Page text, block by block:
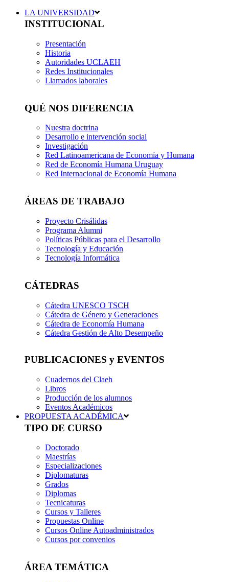
LA UNIVERSIDAD
INSTITUCIONAL
Presentación
Historia
Autoridades UCLAEH
Redes Institucionales
Llamados laborales
QUÉ NOS DIFERENCIA
Nuestra doctrina
Desarrollo e intervención social
Investigación
Red Latinoamericana de Economía y Humana
Red de Economía Humana Uruguay
Red Internacional de Economía Humana
ÁREAS DE TRABAJO
Proyecto Crisálidas
Programa Alumni
Políticas Públicas para el Desarrollo
Tecnología y Educación
Tecnología Informática
CÁTEDRAS
Cátedra UNESCO TSCH
Cátedra de Género y Generaciones
Cátedra de Economía Humana
Cátedra Gestión de Alto Desempeño
PUBLICACIONES y EVENTOS
Cuadernos del Claeh
Libros
Producción de los alumnos
Eventos Académicos
PROPUESTA ACADÉMICA
TIPO DE CURSO
Doctorado
Maestrías
Especializaciones
Diplomaturas
Grados
Diplomas
Tecnicaturas
Cursos y Talleres
Propuestas Online
Cursos Online Autoadministrados
Cursos por convenios
ÁREA TEMÁTICA